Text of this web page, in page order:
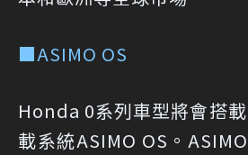
■ASIMO OS
Honda 0系列車型將會搭
載系統ASIMO OS。